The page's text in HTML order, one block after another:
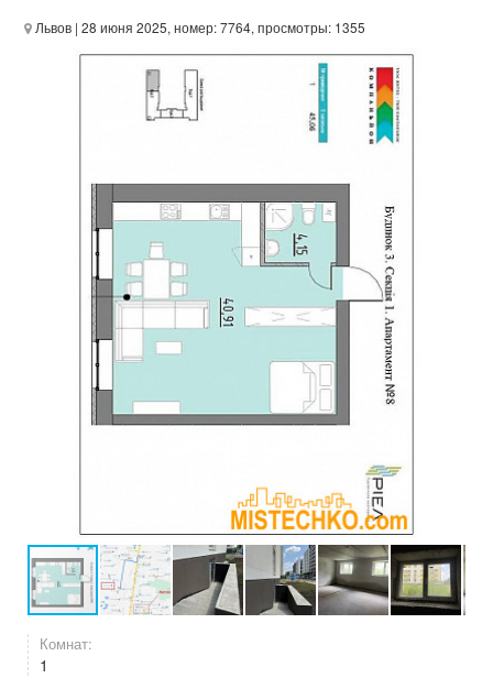
Львов | 28 июня 2025, номер: 7764, просмотры: 1355
Комнат:
1